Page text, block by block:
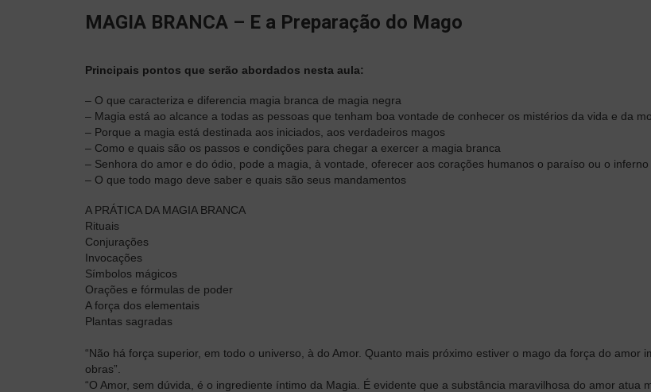
MAGIA BRANCA – E a Preparação do Mago
Principais pontos que serão abordados nesta aula:
– O que caracteriza e diferencia magia branca de magia negra
– Magia está ao alcance a todas as pessoas que tenham boa vontade de conhecer os mistérios da vida e da
– Porque a magia está destinada aos iniciados, aos verdadeiros magos
– Como e quais são os passos e condições para chegar a exercer a magia branca
– Senhora do amor e do ódio, pode a magia, à vontade, oferecer aos corações humanos o paraíso ou o inferno
– O que todo mago deve saber e quais são seus mandamentos
A PRÁTICA DA MAGIA BRANCA
Rituais
Conjurações
Invocações
Símbolos mágicos
Orações e fórmulas de poder
A força dos elementais
Plantas sagradas
“Não há força superior, em todo o universo, à do Amor. Quanto mais próximo estiver o mago da força do
obras”.
“O Amor, sem dúvida, é o ingrediente íntimo da Magia. É evidente que a substância maravilhosa do amor atua